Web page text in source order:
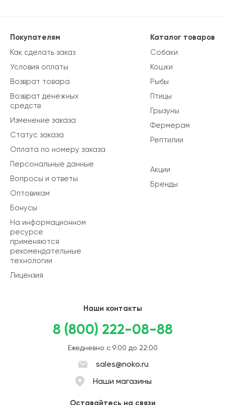
Каталог товаров
Собаки
Кошки
Рыбы
Птицы
Грызуны
Фермерам
Рептилии
Акции
Бренды
Покупателям
Как сделать заказ
Условия оплаты
Возврат товара
Возврат денежных
средств
Изменение заказа
Статус заказа
Оплата по номеру заказа
Персональные данные
Вопросы и ответы
Оптовикам
Бонусы
На информационном
ресурсе
применяются
рекомендательные
технологии
Лицензия
Наши контакты
8 (800) 222-08-88
Ежедневно с 9:00 до 22:00
sales@noko.ru
Наши магазины
Оставайтесь на связи